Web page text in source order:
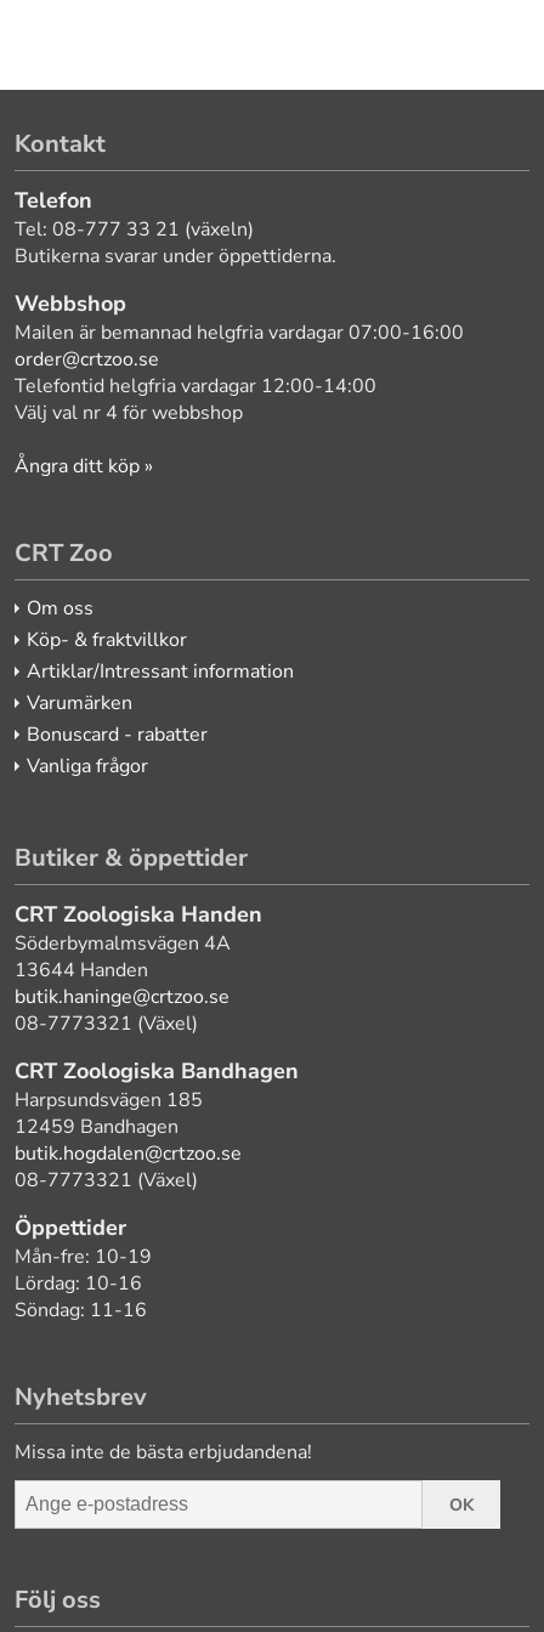
Kontakt
Telefon
Tel: 08-777 33 21 (växeln)
Butikerna svarar under öppettiderna.
Webbshop
Mailen är bemannad helgfria vardagar 07:00-16:00
order@crtzoo.se
Telefontid helgfria vardagar 12:00-14:00
Välj val nr 4 för webbshop
Ångra ditt köp »
CRT Zoo
Om oss
Köp- & fraktvillkor
Artiklar/Intressant information
Varumärken
Bonuscard - rabatter
Vanliga frågor
Butiker & öppettider
CRT Zoologiska Handen
Söderbymalmsvägen 4A
13644 Handen
butik.haninge@crtzoo.se
08-7773321 (Växel)
CRT Zoologiska Bandhagen
Harpsundsvägen 185
12459 Bandhagen
butik.hogdalen@crtzoo.se
08-7773321 (Växel)
Öppettider
Mån-fre: 10-19
Lördag: 10-16
Söndag: 11-16
Nyhetsbrev
Missa inte de bästa erbjudandena!
OK
Följ oss